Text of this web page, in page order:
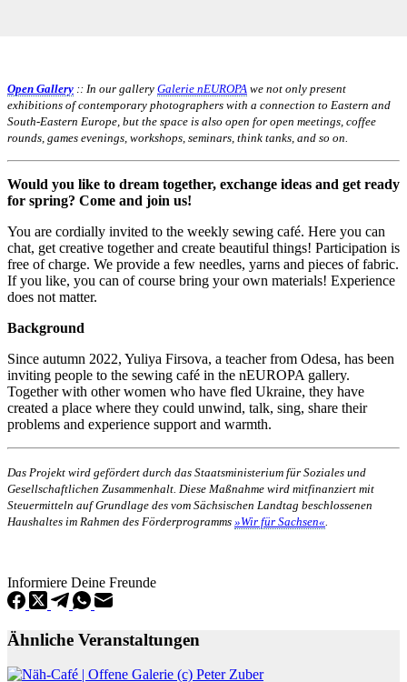
Open Gallery :: In our gallery Galerie nEUROPA we not only present
exhibitions of contemporary photographers with a connection to Eastern and
South-Eastern Europe, but the space is also open for open meetings, coffee
rounds, games evenings, workshops, seminars, think tanks, and so on.
Would you like to dream together, exchange ideas and get ready
for spring? Come and join us!
You are cordially invited to the weekly sewing café. Here you can
chat, get creative together and create beautiful things! Participation is
free of charge. We provide a few needles, yarns and pieces of fabric.
If you like, you can of course bring your own materials! Experience
does not matter.
Background
Since autumn 2022, Yuliya Firsova, a teacher from Odesa, has been
inviting people to the sewing café in the nEUROPA gallery.
Together with other women who have fled Ukraine, they have
created a place where they could unwind, talk, sing, share their
problems and experience support and warmth.
Das Projekt wird gefördert durch das Staatsministerium für Soziales und
Gesellschaftlichen Zusammenhalt. Diese Maßnahme wird mitfinanziert mit
Steuermitteln auf Grundlage des vom Sächsischen Landtag beschlossenen
Haushaltes im Rahmen des Förderprogramms »Wir für Sachsen«
Informiere Deine Freunde
Ähnliche Veranstaltungen